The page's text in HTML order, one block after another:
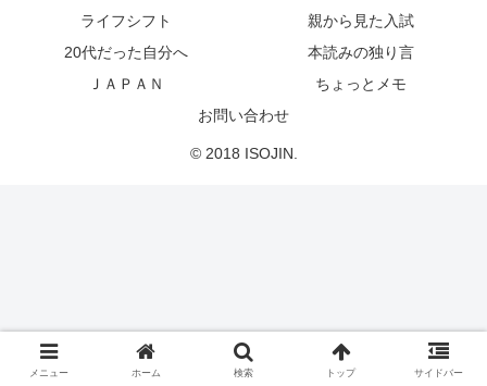
ライフシフト
親から見た入試
20代だった自分へ
本読みの独り言
ＪＡＰＡＮ
ちょっとメモ
お問い合わせ
© 2018 ISOJIN.
メニュー ホーム 検索 トップ サイドバー